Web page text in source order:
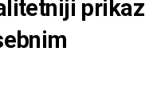
prikaz